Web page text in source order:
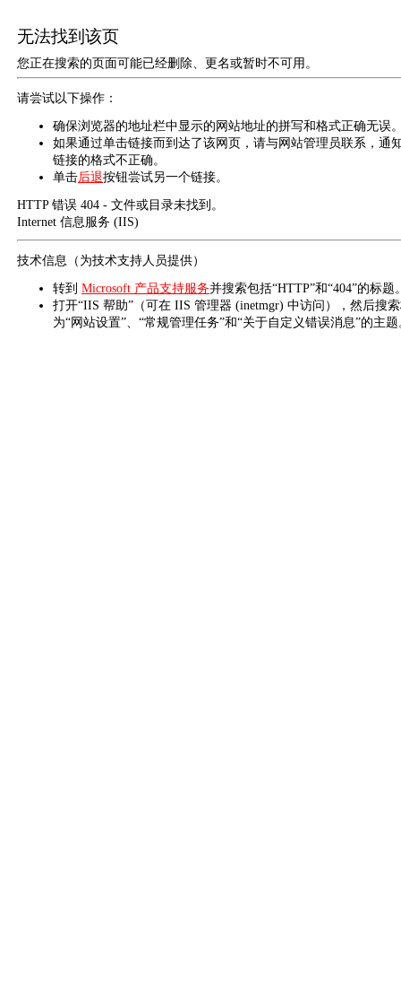
无法找到该页
您正在搜索的页面可能已经删除、更名或暂时不可用。
请尝试以下操作：
确保浏览器的地址栏中显示的网站地址的拼写和格式正确无误
如果通过单击链接而到达了该网页，请与网站管理员联系，通
链接的格式不正确。
单击后退按钮尝试另一个链接。
HTTP 错误 404 - 文件或目录未找到。
Internet 信息服务 (IIS)
技术信息（为技术支持人员提供）
转到 Microsoft 产品支持服务并搜索包括“HTTP”和“404”的标题
打开“IIS 帮助”（可在 IIS 管理器 (inetmgr) 中访问），然后搜
为“网站设置”、“常规管理任务”和“关于自定义错误消息”的主题